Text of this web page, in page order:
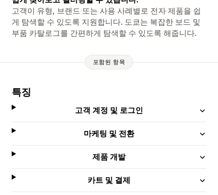
고객이 유형, 브랜드 또는 사용 사례별로 전자 제품을 쉽
게 탐색할 수 있도록 지원합니다. 도쿄는 복잡한 보드 및
부품 카탈로그를 간편하게 탐색할 수 있도록 해줍니다.
포함된 항목
특징
고객 계정 및 로그인
마케팅 및 전환
제품 개발
카트 및 결제